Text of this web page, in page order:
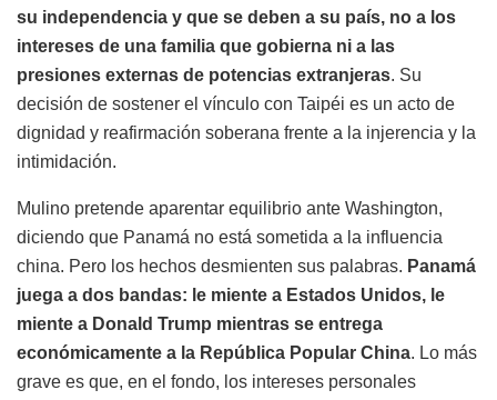
su independencia y que se deben a su país, no a los
intereses de una familia que gobierna ni a las
presiones externas de potencias extranjeras. Su
decisión de sostener el vínculo con Taipéi es un acto de
dignidad y reafirmación soberana frente a la injerencia y la
intimidación.
Mulino pretende aparentar equilibrio ante Washington,
diciendo que Panamá no está sometida a la influencia
china. Pero los hechos desmienten sus palabras. Panamá
juega a dos bandas: le miente a Estados Unidos, le
miente a Donald Trump mientras se entrega
económicamente a la República Popular China. Lo más
grave es que, en el fondo, los intereses personales